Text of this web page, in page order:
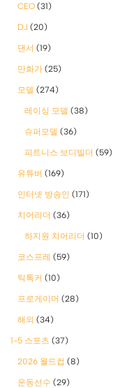
CEO (31)
DJ (20)
댄서 (19)
만화가 (25)
모델 (274)
레이싱 모델 (38)
슈퍼모델 (36)
피트니스 보디빌더 (59)
유튜버 (169)
인터넷 방송인 (171)
치어리더 (36)
하지원 치어리더 (10)
코스프레 (59)
틱톡커 (10)
프로게이머 (28)
해외 (34)
1-5 스포츠 (37)
2026 월드컵 (8)
운동선수 (29)